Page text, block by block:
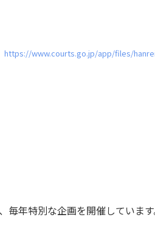
https://www.courts.go.jp/app/files/
毎年特別な企画を開催していま